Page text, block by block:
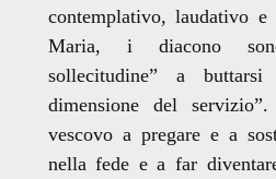
contemplativo, laudativo
Maria, i diacono
sollecitudine” a
dimensione del
vescovo a pregare e a
nella fede e a far